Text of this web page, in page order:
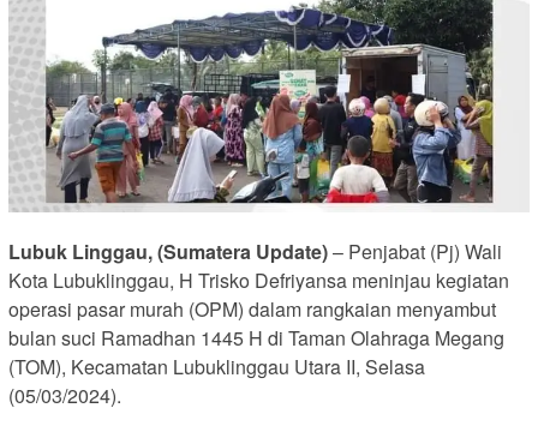
Lubuk Linggau, (Sumatera Update)– Penjabat (Pj) Wali
Kota Lubuklinggau, H Trisko Defriyansa meninjau kegiatan
operasi pasar murah (OPM) dalam rangkaian menyambut
bulan suci Ramadhan 1445 H di Taman Olahraga Megang
(TOM), Kecamatan Lubuklinggau Utara II, Selasa
(05/03/2024).